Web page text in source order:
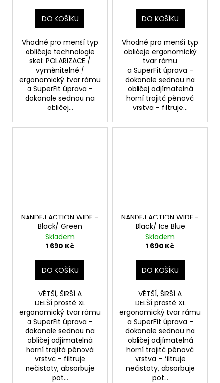
DO KOŠÍKU
Vhodné pro menší typ
obličeje technologie
skel: POLARIZACE /
vyměnitelné /
ergonomický tvar rámu
a SuperFit úprava -
dokonale sednou na
obličej...
DO KOŠÍKU
Vhodné pro menší typ
obličeje ergonomický
tvar rámu
a SuperFit úprava -
dokonale sednou na
obličej odjímatelná
horní trojitá pěnová
vrstva - filtruje...
NANDEJ ACTION WIDE -
Black/ Green
Skladem
1 690 Kč
DO KOŠÍKU
VĚTŠÍ, ŠIRŠÍ A
DELŠÍ prostě XL
ergonomický tvar rámu
a SuperFit úprava -
dokonale sednou na
obličej odjímatelná
horní trojitá pěnová
vrstva - filtruje
nečistoty, absorbuje
pot...
NANDEJ ACTION WIDE -
Black/ Ice Blue
Skladem
1 690 Kč
DO KOŠÍKU
VĚTŠÍ, ŠIRŠÍ A
DELŠÍ prostě XL
ergonomický tvar rámu
a SuperFit úprava -
dokonale sednou na
obličej odjímatelná
horní trojitá pěnová
vrstva - filtruje
nečistoty, absorbuje
pot...